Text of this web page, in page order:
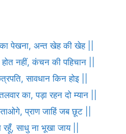
पेखना, अन्त खेह की खेह ||
नहीं, कंचन की पहिचान ||
सावधान किन होइ ||
का, पड़ा रहन दो म्यान ||
प्राण जाहिं जब छूट ||
साधु ना भूखा जाय ||